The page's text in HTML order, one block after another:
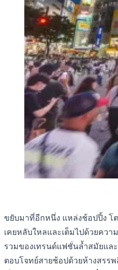
ขยับมาที่อีกหนึ่ง แหล่งช้อปปิ้ง โ
เคยหลับใหลและเต็มไปด้วยควา
รวมของเทรนด์แฟชั่นล้ำสมัยแ
ตอบโจทย์สายช้อปด้วยห้างสรร